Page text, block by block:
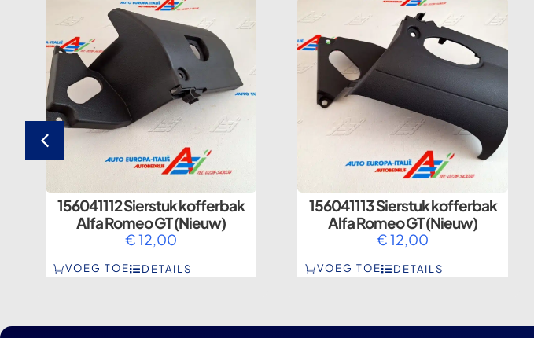
156041112 Sierstuk kofferbak
Alfa Romeo GT (Nieuw)
€12,00
VOEG TOE DETAILS
156041113 Sierstuk kofferbak
Alfa Romeo GT (Nieuw)
€12,00
VOEG TOE DETAILS